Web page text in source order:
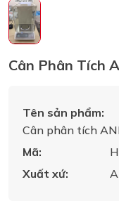
Cân Phân Tích
Tên sản phẩm:
Cân phân tích
Mã:
Xuất xứ: